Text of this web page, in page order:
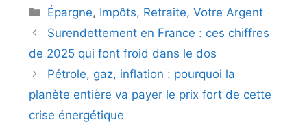
Catégories
Épargne, Impôts, Retraite,Votre Argent
Surendettement en France : ces chiffres
de 2025 qui font froid dans le dos
Pétrole, gaz, inflation : pourquoi la
planète entière va payer le prix fort de cette
crise énergétique